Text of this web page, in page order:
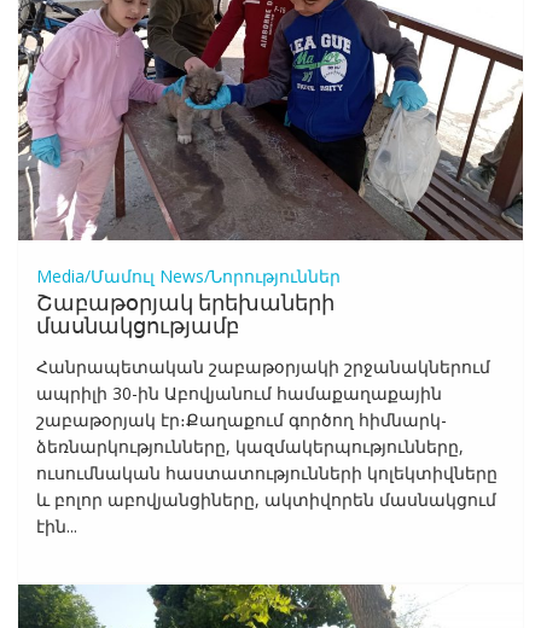
Media/Մամուլ News/Նորություններ
Շաբաթօրյակ երեխաների
մասնակցությամբ
Հանրապետական շաբաթօրյակի շրջանակներում
ապրիլի 30-ին Աբովյանում համաքաղաքային
շաբաթօրյակ էր։Քաղաքում գործող հիմնարկ-
ձեռնարկությունները, կազմակերպությունները,
ուսումնական հաստատությունների կոլեկտիվները
և բոլոր աբովյանցիները, ակտիվորեն մասնակցում
էին...